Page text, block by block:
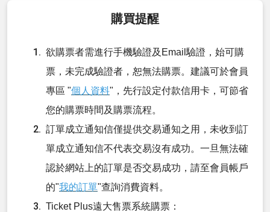
購買提醒
欲購票者需進行手機驗證及Email驗證，始可購
票，未完成驗證者，恕無法購票。建議可於會員
專區 "個人資料"，先行設定付款信用卡，可節省
您的購票時間及購票流程。
訂單成立通知信僅提供交易通知之用，未收到訂
單成立通知信不代表交易沒有成功。一旦無法確
認於網站上的訂單是否交易成功，請至會員帳戶
的"我的訂單"查詢消費資料。
Ticket Plus遠大售票系統購票：